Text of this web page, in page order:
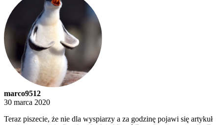
marco9512
30 marca 2020
Teraz piszecie, że nie dla wyspiarzy a za godzinę pojawi się artykuł